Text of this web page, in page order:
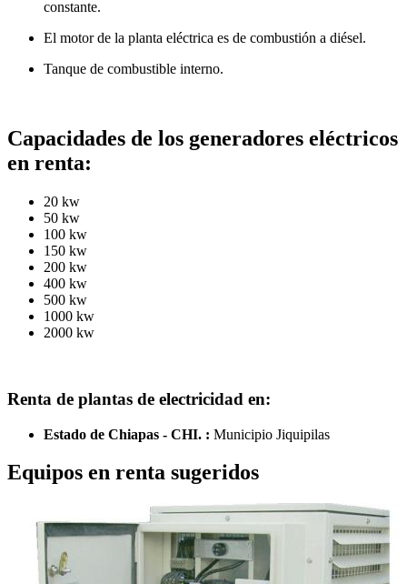
constante.
El motor de la planta eléctrica es de combustión a diésel.
Tanque de combustible interno.
Capacidades de los generadores eléctricos
en renta:
20 kw
50 kw
100 kw
150 kw
200 kw
400 kw
500 kw
1000 kw
2000 kw
Renta de plantas de electricidad en:
Estado de Chiapas - CHI. : Municipio Jiquipilas
Equipos en renta sugeridos